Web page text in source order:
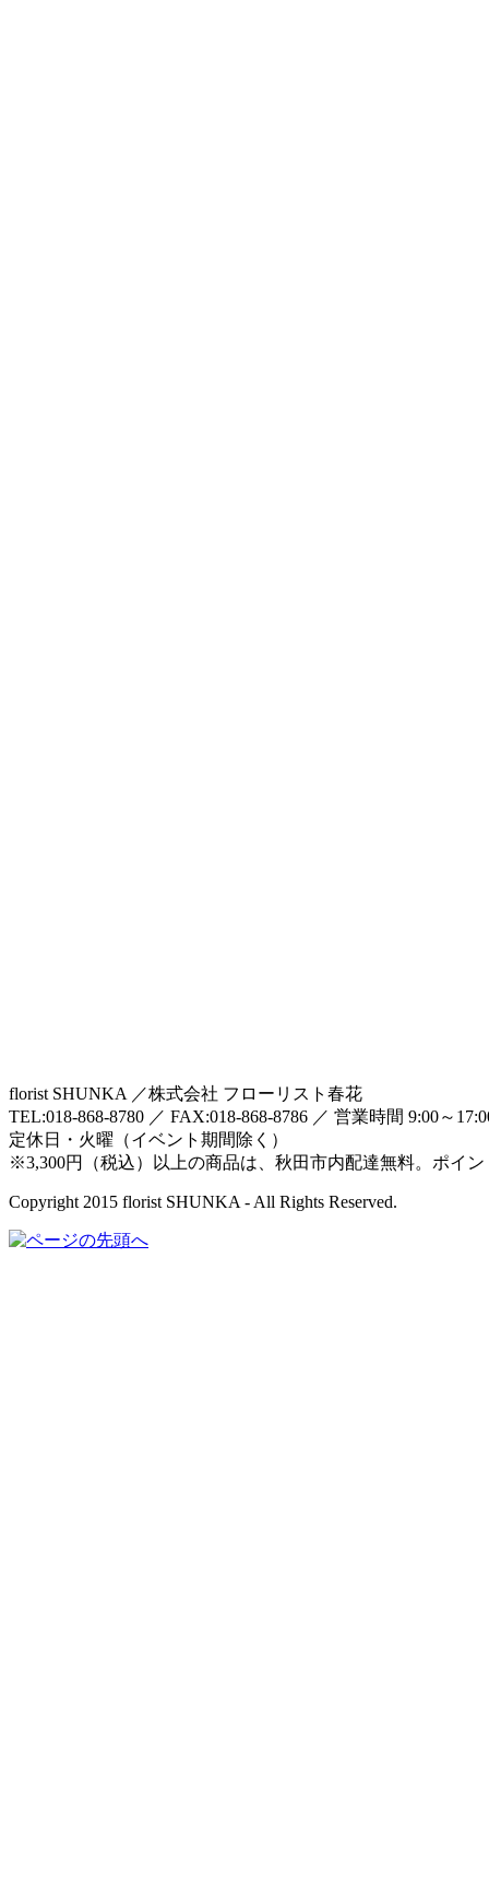
florist SHUNKA ／株式会社 フローリスト春花
TEL:018-868-8780 ／ FAX:018-868-8786 ／ 営業時間 9:00～
定休日・火曜（イベント期間除く）
※3,300円（税込）以上の商品は、秋田市内配達無料。ポイ
Copyright 2015 florist SHUNKA - All Rights Reserved.